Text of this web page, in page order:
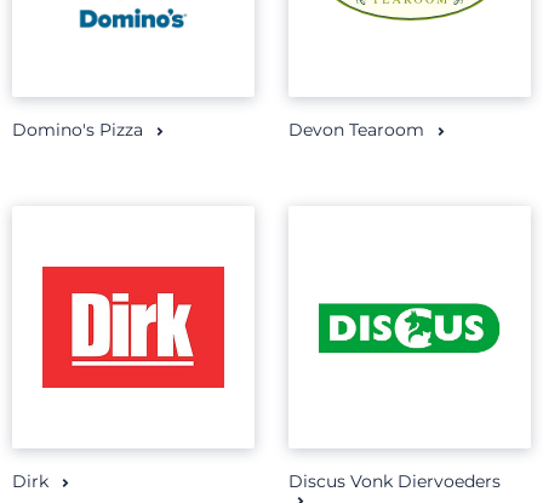
Domino's Pizza Devon Tearoom
Dirk Discus Vonk Diervoeders